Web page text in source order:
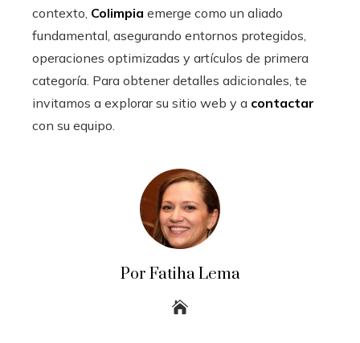
contexto, Colimpia emerge como un aliado
fundamental, asegurando entornos protegidos,
operaciones optimizadas y artículos de primera
categoría. Para obtener detalles adicionales, te
invitamos a explorar su sitio web y a contactar
con su equipo.
Por Fatiha Lema